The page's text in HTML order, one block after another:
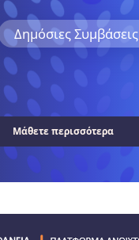
Δημόσιες Συμβάσεις
Μάθετε περισσότερα